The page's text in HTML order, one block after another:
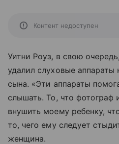
Контент недоступен
Уитни Роуз, в свою
удалил слуховые аппараты
сына. «Эти аппараты
слышать. То, что фотограф
внушить моему ребенку,
то, чего ему следует
женщина.